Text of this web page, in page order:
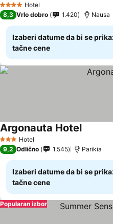
4 ZvezdiceHotel
8,3 Vrlo dobro 1.420 Nausa
Izaberi datume da bi se
tačne cene
3 Zvezdice
Hotel
Argonauta Hotel
9,2 Odlično 1.545 Parikia
Izaberi datume da bi se
tačne cene
Popularan izbor